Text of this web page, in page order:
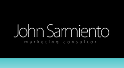
contenido